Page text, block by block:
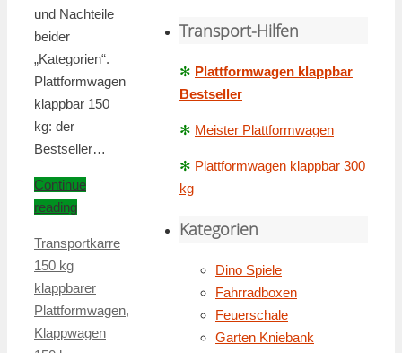
und Nachteile
beider
„Kategorien“.
Plattformwagen
klappbar 150
kg: der
Bestseller…
Continue
reading
Transportkarre
150 kg
klappbarer
Plattformwagen,
Klappwagen
Transport-Hilfen
✻ Plattformwagen klappbar
Bestseller
✻ Meister Plattformwagen
✻ Plattformwagen klappbar 300
kg
Kategorien
Dino Spiele
Fahrradboxen
Feuerschale
Garten Kniebank